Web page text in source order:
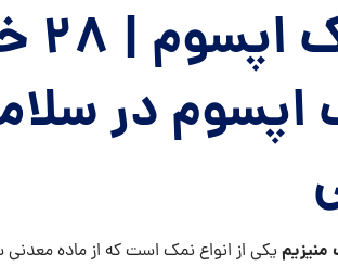
اپسوم در
یکی از انواع نمک است که از ماده